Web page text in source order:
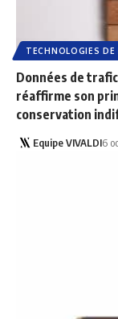
TECHNOLOGIES
Données de
réaffirme son
conservation
Equipe VIVALDI6